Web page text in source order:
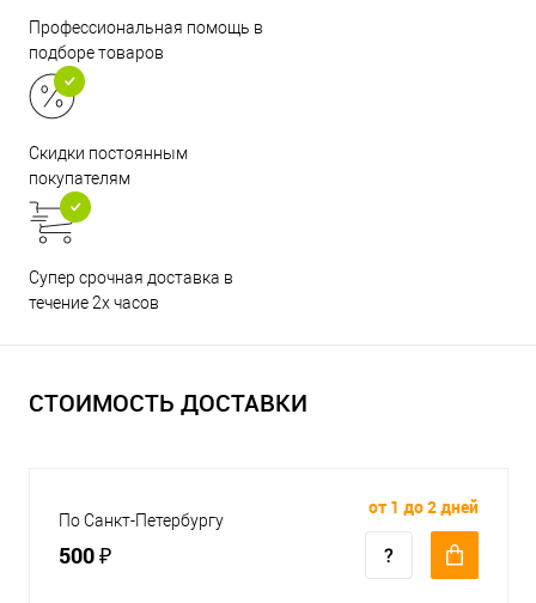
Профессиональная помощь в
подборе товаров
Скидки постоянным
покупателям
Супер срочная доставка в
течение 2х часов
СТОИМОСТЬ ДОСТАВКИ
По Санкт-Петербургу
500 ₽
от 1 до 2 дней